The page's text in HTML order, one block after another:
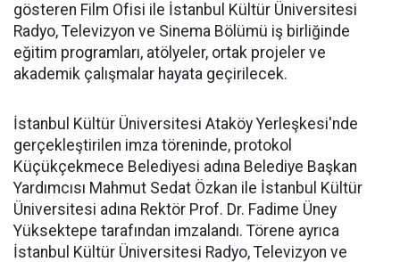
gösteren Film Ofisi ile İstanbul Kültür Üniversitesi
Radyo, Televizyon ve Sinema Bölümü iş birliğinde
eğitim programları, atölyeler, ortak projeler ve
akademik çalışmalar hayata geçirilecek.
İstanbul Kültür Üniversitesi Ataköy Yerleşkesi'nde
gerçekleştirilen imza töreninde, protokol
Küçükçekmece Belediyesi adına Belediye Başkan
Yardımcısı Mahmut Sedat Özkan ile İstanbul Kültür
Üniversitesi adına Rektör Prof. Dr. Fadime Üney
Yüksektepe tarafından imzalandı. Törene ayrıca
İstanbul Kültür Üniversitesi Radyo, Televizyon ve